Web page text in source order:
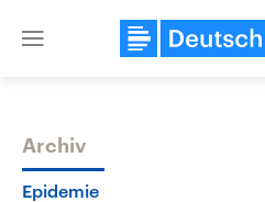
Close
Themen
Archiv
Epidemie